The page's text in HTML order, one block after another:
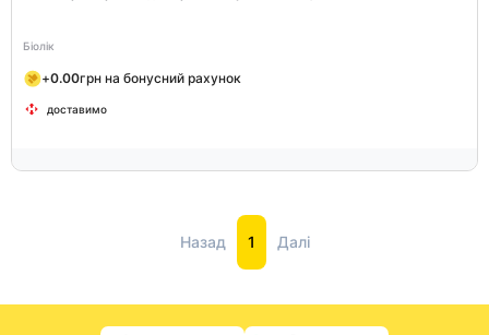
Біолік
+0.00грн на бонусний рахунок
доставимо
Назад 1 Далі